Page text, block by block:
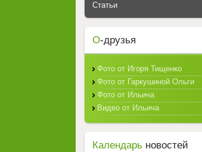
Статьи
О-друзья
Фото от Игоря Тищенко
Фото от Гаркушиной Ольги
Фото от Ильича
Видео от Ильича
Календарь новостей